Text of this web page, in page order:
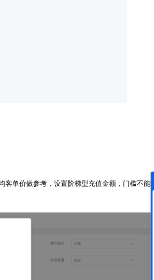
单价做参考，设置阶梯型充值金额，门槛不能太